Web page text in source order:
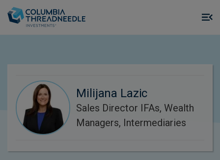
Milijana Lazic
Sales Director IFAs, Wealth
Managers, Intermediaries